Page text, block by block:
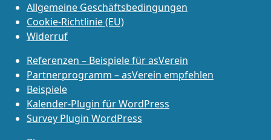
Allgemeine Geschäftsbedingungen
Cookie-Richtlinie (EU)
Widerruf
Referenzen – Beispiele für asVerein
Partnerprogramm – asVerein empfehlen
Beispiele
Kalender-Plugin für WordPress
Survey Plugin WordPress